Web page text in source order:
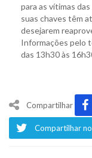
para as vítimas
suas chaves têm
desejarem
Informações pelo
das 13h30 às
Compartilhar
Compartilhar